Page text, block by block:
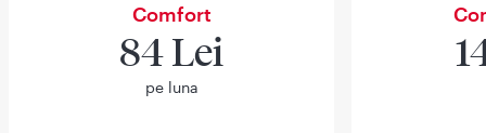
Comfort
84 Lei
pe luna